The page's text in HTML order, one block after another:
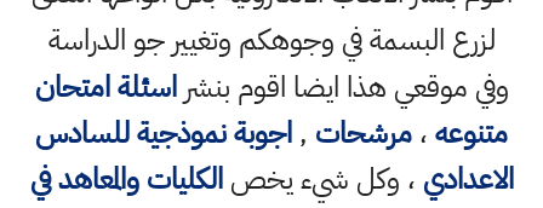
لزرع البسمة في وجوهكم وتغيير جو الدراسة
وفي موقعي هذا ايضا اقوم بنشراسئلة امتحان
متنوعه،مرشحات ,اجوبة نموذجية للسادس
الاعدادي ، وكل شيء يخصالكليات والمعاهد في